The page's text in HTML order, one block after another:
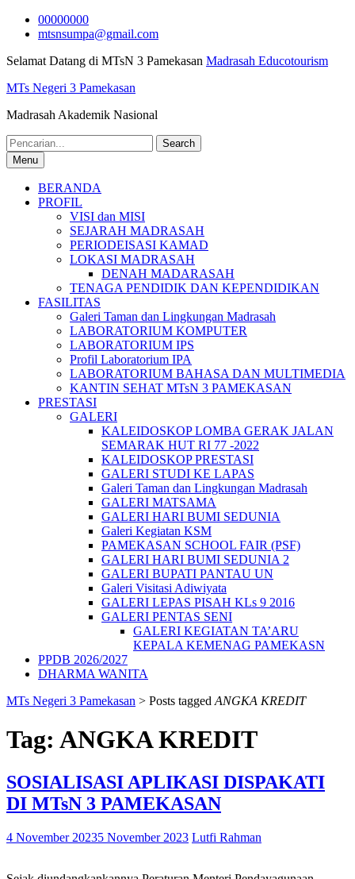
Skip
00000000
mtsnsumpa@gmail.com
Selamat Datang di MTsN 3 Pamekasan Madrasah Educotourism
MTs Negeri 3 Pamekasan
Madrasah Akademik Nasional
Search
for:Menu
BERANDA
PROFIL
VISI dan MISI
SEJARAH MADRASAH
PERIODEISASI KAMAD
LOKASI MADRASAH
DENAH MADARASAH
TENAGA PENDIDIK DAN KEPENDIDIKAN
FASILITAS
Galeri Taman dan Lingkungan Madrasah
LABORATORIUM KOMPUTER
LABORATORIUM IPS
Profil Laboratorium IPA
LABORATORIUM BAHASA DAN MULTIMEDIA
KANTIN SEHAT MTsN 3 PAMEKASAN
PRESTASI
GALERI
KALEIDOSKOP LOMBA GERAK JALAN
SEMARAK HUT RI 77 -2022
KALEIDOSKOP PRESTASI
GALERI STUDI KE LAPAS
Galeri Taman dan Lingkungan Madrasah
GALERI MATSAMA
GALERI HARI BUMI SEDUNIA
Galeri Kegiatan KSM
PAMEKASAN SCHOOL FAIR (PSF)
GALERI HARI BUMI SEDUNIA 2
GALERI BUPATI PANTAU UN
Galeri Visitasi Adiwiyata
GALERI LEPAS PISAH KLs 9 2016
GALERI PENTAS SENI
GALERI KEGIATAN TA’ARU
KEPALA KEMENAG PAMEKASN
PPDB 2026/2027
DHARMA WANITA
MTs Negeri 3 Pamekasan > Posts tagged ANGKA KREDIT
Tag: ANGKA KREDIT
SOSIALISASI APLIKASI DISPAKATI
DI MTsN 3 PAMEKASAN
4 November 20235 November 2023 Lutfi Rahman